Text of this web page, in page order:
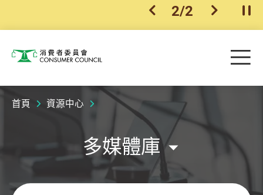
上一個
2/2 下一個開
消費者委員會 目
首頁 資源中心
多媒體庫